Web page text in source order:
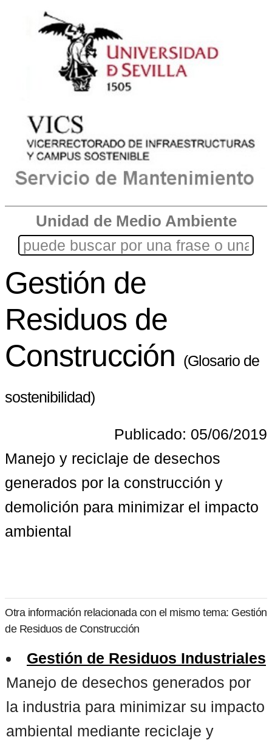
Unidad de Medio Ambiente
Gestión de
Residuos de
Construcción (Glosario de
sostenibilidad)
Publicado: 05/06/2019
Manejo y reciclaje de desechos
generados por la construcción y
demolición para minimizar el impacto
ambiental
Otra información relacionada con el mismo tema: Gestión
de Residuos de Construcción
Gestión de Residuos Industriales
Manejo de desechos generados por
la industria para minimizar su impacto
ambiental mediante reciclaje y